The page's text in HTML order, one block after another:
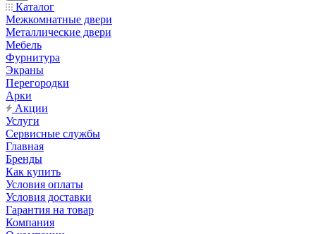
Каталог
Межкомнатные двери
Металлические двери
Мебель
Фурнитура
Экраны
Перегородки
Арки
Акции
Услуги
Сервисные службы
Главная
Бренды
Как купить
Условия оплаты
Условия доставки
Гарантия на товар
Компания